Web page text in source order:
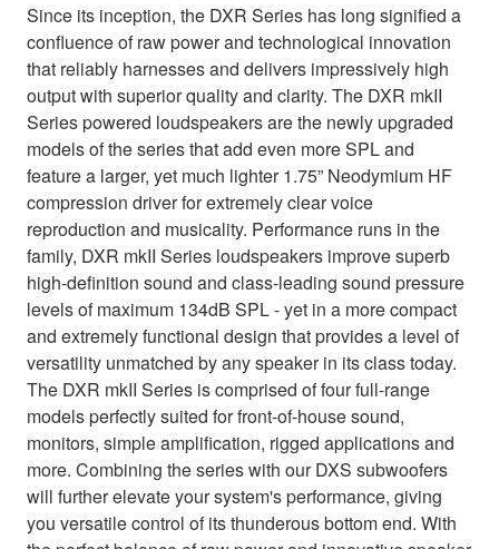
Since its inception, the DXR Series has long signified a
confluence of raw power and technological innovation
that reliably harnesses and delivers impressively high
output with superior quality and clarity. The DXR mkII
Series powered loudspeakers are the newly upgraded
models of the series that add even more SPL and
feature a larger, yet much lighter 1.75” Neodymium HF
compression driver for extremely clear voice
reproduction and musicality. Performance runs in the
family, DXR mkII Series loudspeakers improve superb
high-definition sound and class-leading sound pressure
levels of maximum 134dB SPL - yet in a more compact
and extremely functional design that provides a level of
versatility unmatched by any speaker in its class today.
The DXR mkII Series is comprised of four full-range
models perfectly suited for front-of-house sound,
monitors, simple amplification, rigged applications and
more. Combining the series with our DXS subwoofers
will further elevate your system's performance, giving
you versatile control of its thunderous bottom end. With